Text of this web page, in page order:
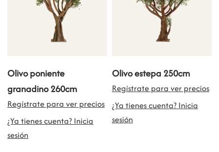
Olivo poniente
granadino 260cm
Regístrate para ver precios
¿Ya tienes cuenta? Inicia
sesión
Olivo estepa 250cm
Regístrate para ver precios
¿Ya tienes cuenta? Inicia
sesión